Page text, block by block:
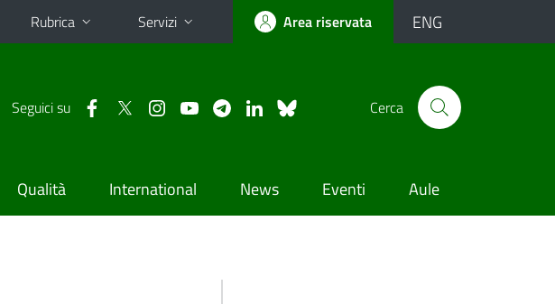
Rubrica Servizi Area riservata ENG
Seguici su Cerca
Qualità International News Eventi Aule